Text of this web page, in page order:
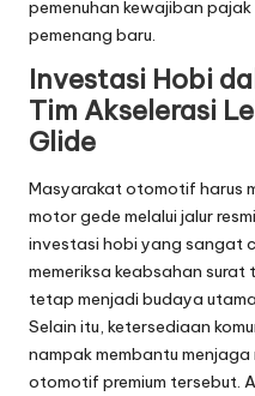
pemenuhan kewajiban
pemenang baru.
Investasi Hobi
Tim Akselerasi
Glide
Masyarakat otomotif harus
motor gede melalui jalur
investasi hobi yang sangat
memeriksa keabsahan
tetap menjadi budaya
Selain itu, ketersediaan
nampak membantu menjaga
otomotif premium tersebut.